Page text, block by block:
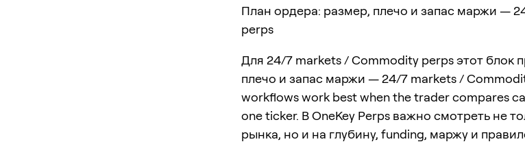
План ордера: размер, плечо и запас маржи —
perps
Для 24/7 markets / Commodity perps этот блок
плечо и запас маржи — 24/7 markets /
workflows work best when the trader compares
one ticker. В OneKey Perps важно смотреть не
рынка, но и на глубину, funding, маржу и